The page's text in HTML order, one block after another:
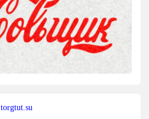
torgtut.su